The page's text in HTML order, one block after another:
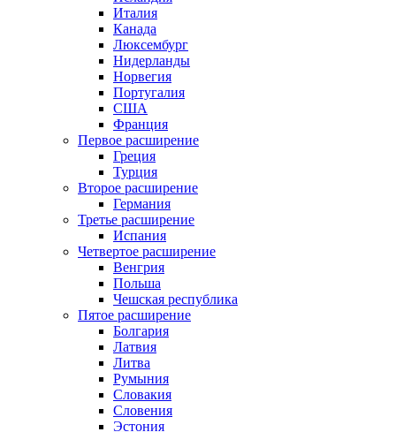
Италия
Канада
Люксембург
Нидерланды
Норвегия
Португалия
США
Франция
Первое расширение
Греция
Турция
Второе расширение
Германия
Третье расширение
Испания
Четвертое расширение
Венгрия
Польша
Чешская республика
Пятое расширение
Болгария
Латвия
Литва
Румыния
Словакия
Словения
Эстония